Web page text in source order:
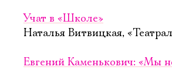
Учат в «Школе»
Наталья Витвицкая,
Евгений Каменькович: «Мы